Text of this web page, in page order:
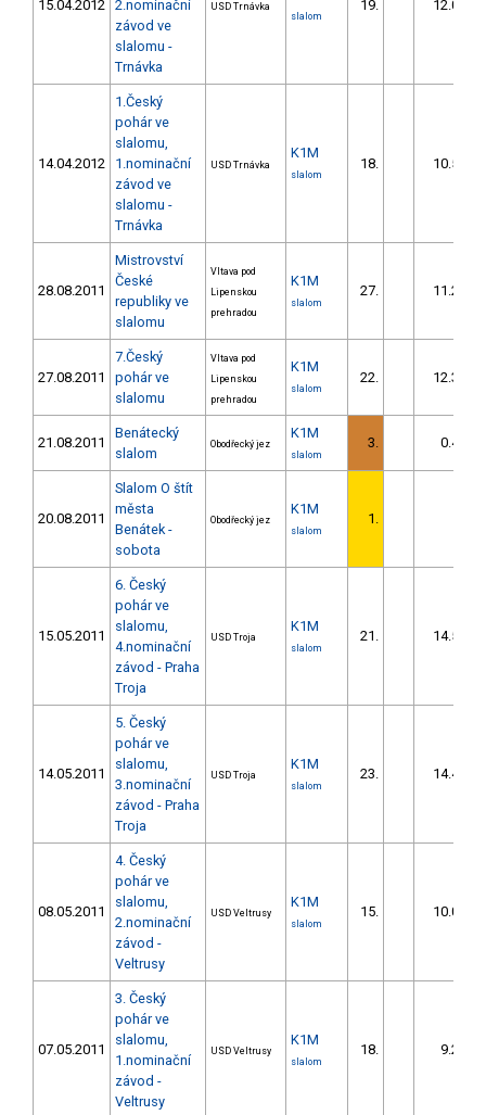
15.04.2012 2.nominační
závod ve
slalomu -
Trnávka
USD Trnávka
slalom
19. 12.02
14.04.2012
1.Český
pohár ve
slalomu,
1.nominační
závod ve
slalomu -
Trnávka
USD Trnávka
K1M
slalom
18. 10.56
28.08.2011
Mistrovství
České
republiky ve
slalomu
Vltava pod
Lipenskou
prehradou
K1M
slalom
27. 11.29
27.08.2011
7.Český
pohár ve
slalomu
Vltava pod
Lipenskou
prehradou
K1M
slalom
22. 12.37
21.08.2011
Benátecký
slalom
Obodřecký jez
K1M
slalom
3. 0.40
20.08.2011
Slalom O štít
města
Benátek -
sobota
Obodřecký jez
K1M
slalom
1.
15.05.2011
6. Český
pohár ve
slalomu,
4.nominační
závod - Praha
Troja
USD Troja
K1M
slalom
21. 14.58
14.05.2011
5. Český
pohár ve
slalomu,
3.nominační
závod - Praha
Troja
USD Troja
K1M
slalom
23. 14.43
08.05.2011
4. Český
pohár ve
slalomu,
2.nominační
závod -
Veltrusy
USD Veltrusy
K1M
slalom
15. 10.03
07.05.2011
3. Český
pohár ve
slalomu,
1.nominační
závod -
Veltrusy
USD Veltrusy
K1M
slalom
18. 9.29